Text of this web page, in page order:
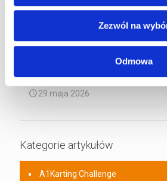
Zezwól na
Odmowa
Wakacyjne godziny otwarcia !
22 czerwca 2026
Prezent dla kierowcy – najlepsze
na upominek dla pasjonata
29 maja 2026
Kategorie artykułów
A1Karting Challenge